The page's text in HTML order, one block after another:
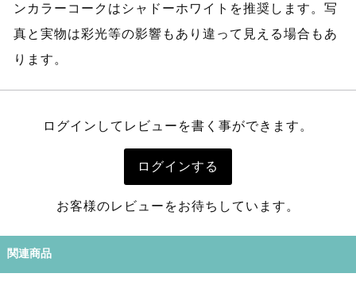
ンカラーコークはシャドーホワイトを推奨します。写
真と実物は彩光等の影響もあり違って見える場合もあ
ります。
ログインしてレビューを書く事ができます。
ログインする
お客様のレビューをお待ちしています。
関連商品